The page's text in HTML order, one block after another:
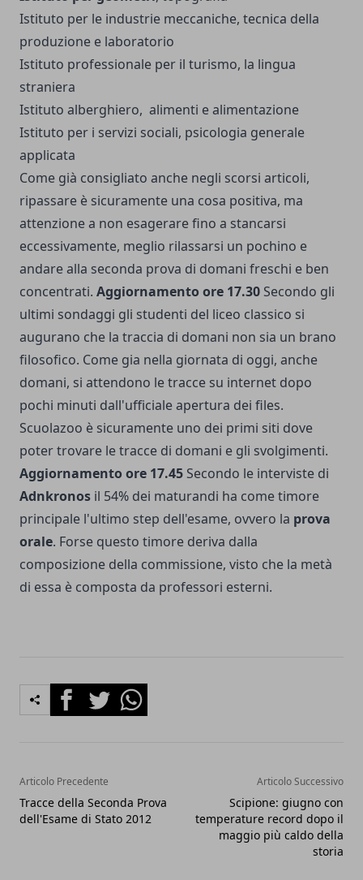
Istituto per le industrie meccaniche, tecnica della
produzione e laboratorio
Istituto professionale per il turismo, la lingua
straniera
Istituto alberghiero, alimenti e alimentazione
Istituto per i servizi sociali, psicologia generale
applicata
Come già consigliato anche negli scorsi articoli,
ripassare è sicuramente una cosa positiva, ma
attenzione a non esagerare fino a stancarsi
eccessivamente, meglio rilassarsi un pochino e
andare alla seconda prova di domani freschi e ben
concentrati. Aggiornamento ore 17.30 Secondo gli
ultimi sondaggi gli studenti del liceo classico si
augurano che la traccia di domani non sia un brano
filosofico. Come gia nella giornata di oggi, anche
domani, si attendono le tracce su internet dopo
pochi minuti dall'ufficiale apertura dei files.
Scuolazoo è sicuramente uno dei primi siti dove
poter trovare le tracce di domani e gli svolgimenti.
Aggiornamento ore 17.45 Secondo le interviste di
Adnkronos il 54% dei maturandi ha come timore
principale l'ultimo step dell'esame, ovvero la prova
orale. Forse questo timore deriva dalla
composizione della commissione, visto che la metà
di essa è composta da professori esterni.
FacebookTwitterWhatsapp
Articolo Precedente
Tracce della Seconda Prova
dell'Esame di Stato 2012
Articolo Successivo
Scipione: giugno con
temperature record dopo il
maggio più caldo della
storia